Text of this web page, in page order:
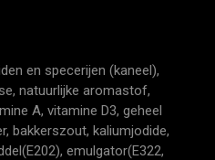
en specerijen (kaneel),
natuurlijke aromastof,
A, vitamine D3, geheel
bakkerszout, kaliumjodide,
emulgator(E322,